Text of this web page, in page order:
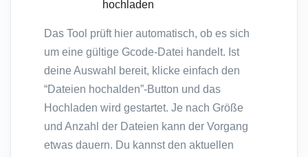
hochladen
Das Tool prüft hier automatisch, ob es sich
um eine gültige Gcode-Datei handelt. Ist
deine Auswahl bereit, klicke einfach den
“Dateien hochalden”-Button und das
Hochladen wird gestartet. Je nach Größe
und Anzahl der Dateien kann der Vorgang
etwas dauern. Du kannst den aktuellen